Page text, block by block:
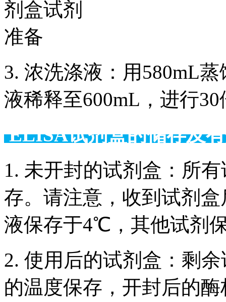
3. 浓洗涤液：用580mL
液稀释至600mL，进行
ELISA试剂盒的储存
1. 未开封的试剂盒：所
存。请注意，收到试剂
液保存于4℃，其他试剂
2. 使用后的试剂盒：剩
的温度保存，开封后的